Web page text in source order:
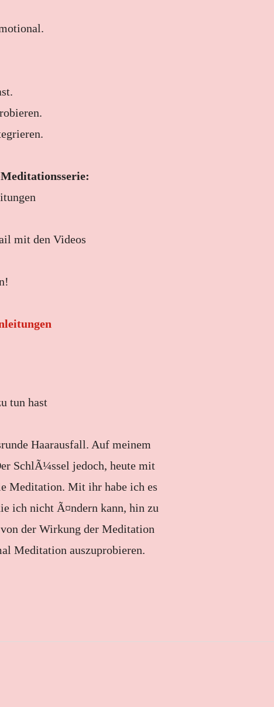
mit den Videos
tun hast
Haarausfall. Auf meinem
SchlÃ¼ssel jedoch, heute mit
Meditation. Mit ihr habe ich es
ich nicht Ã¤ndern kann, hin zu
der Wirkung der Meditation
Meditation auszuprobieren.